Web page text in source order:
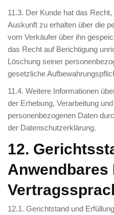
11.3. Der Kunde hat das
Auskunft zu erhalten über die
vom Verkäufer über ihn
das Recht auf Berichtigung
Löschung seiner
gesetzliche
11.4. Weitere Informationen
der Erhebung, Verarbeitung
personenbezogenen Daten
der Datenschutzerklärung.
12.
Anwendbares
12.1. Gerichtstand und